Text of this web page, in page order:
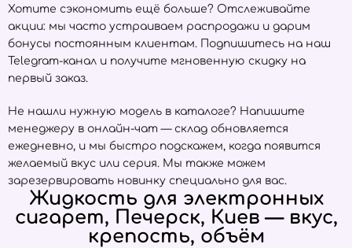
Хотите сэкономить ещё больше? Отслеживайте
акции: мы часто устраиваем распродажи и дарим
бонусы постоянным клиентам. Подпишитесь на наш
Telegram-канал и получите мгновенную скидку на
первый заказ.
Не нашли нужную модель в каталоге? Напишите
менеджеру в онлайн-чат — склад обновляется
ежедневно, и мы быстро подскажем, когда появится
желаемый вкус или серия. Мы также можем
зарезервировать новинку специально для вас.
Жидкость для электронных
сигарет, Печерск, Киев — вкус,
крепость, объём